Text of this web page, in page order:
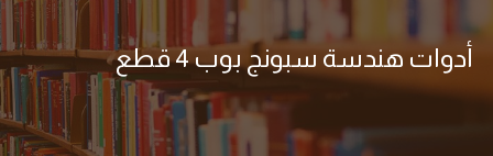
أدوات هندسة سبونج بوب 4 قطع